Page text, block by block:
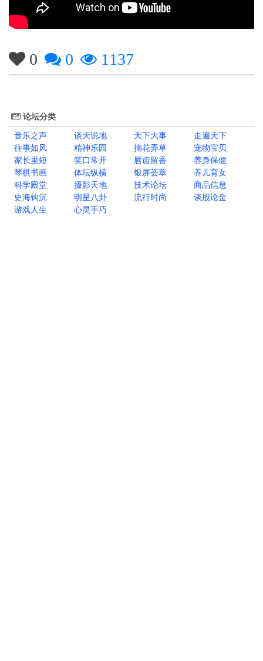
0 0 1137
论坛分类
音乐之声
谈天说地 天下大事
走遍天下
往事如风
精神乐园 摘花弄草
宠物宝贝
家长里短
笑口常开 唇齿留香
养身保健
琴棋书画
体坛纵横 银屏荟萃
养儿育女
科学殿堂
摄影天地 技术论坛
商品信息
史海钩沉
明星八卦 流行时尚
谈股论金
游戏人生
心灵手巧